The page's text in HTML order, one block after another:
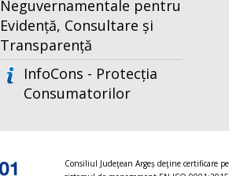
Neguvernamentale pentru
Evidență, Consultare și
Transparență
InfoCons - Protecția
Consumatorilor
Consiliul Judeţean Argeș deţine certificare